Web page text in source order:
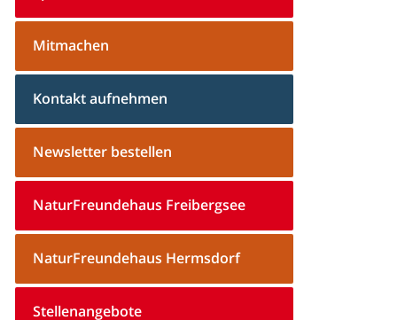
Mitmachen
Kontakt aufnehmen
Newsletter bestellen
NaturFreundehaus Freibergsee
NaturFreundehaus Hermsdorf
Stellenangebote